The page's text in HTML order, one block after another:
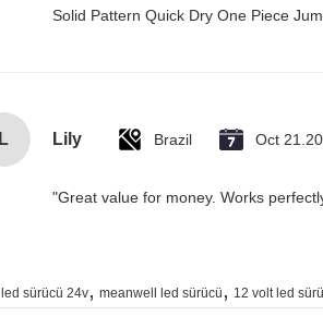
Solid Pattern Quick Dry One Piece
L Lily Brazil Oct
"Great value for money. Works
led sürücü 24v, meanwell led sürücü , 12 volt led